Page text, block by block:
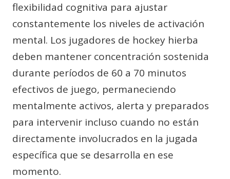
flexibilidad cognitiva para ajustar
constantemente los niveles de activación
mental. Los jugadores de hockey hierba
deben mantener concentración sostenida
durante períodos de 60 a 70 minutos
efectivos de juego, permaneciendo
mentalmente activos, alerta y preparados
para intervenir incluso cuando no están
directamente involucrados en la jugada
específica que se desarrolla en ese
momento.